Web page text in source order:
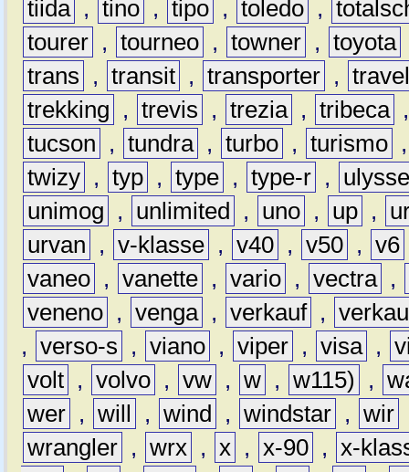
tiida , tino , tipo , toledo ,
tourer , tourneo , towner , toyota
trans
, transit , transporter ,
trekking
, trevis , trezia , tribeca
tucson
, tundra , turbo , turismo
twizy , typ , type , type-r ,
unimog
, unlimited , uno , up ,
urvan
, v-klasse , v40 , v50 , v6
vaneo , vanette , vario , vectra ,
veneno , venga , verkauf ,
, verso-s , viano , viper , visa ,
volt , volvo , vw , w , w115) ,
wer , will , wind , windstar , wir
wrangler , wrx , x , x-90 , x-